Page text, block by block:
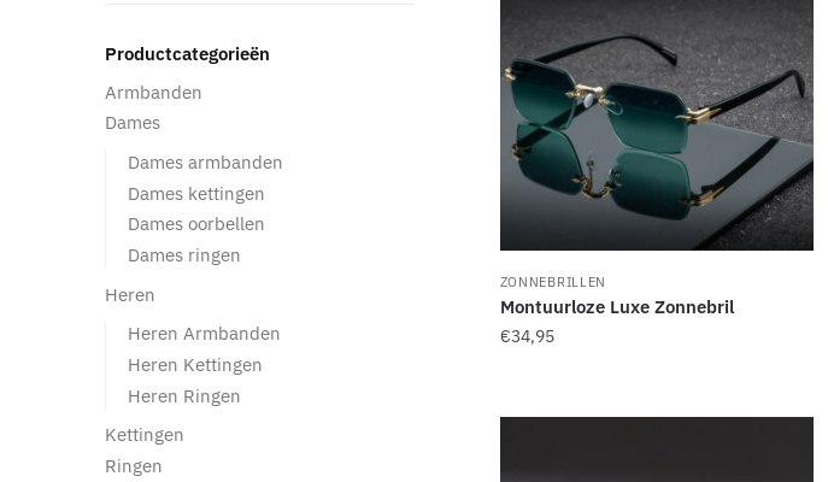
ZONNEBRILLEN
Montuurloze Luxe Zonnebril
€34,95
product
Productcategorieën
Armbanden
Dames
Dames armbanden
Dames kettingen
Dames oorbellen
Dames ringen
Heren
Heren Armbanden
Heren Kettingen
Heren Ringen
Kettingen
Ringen